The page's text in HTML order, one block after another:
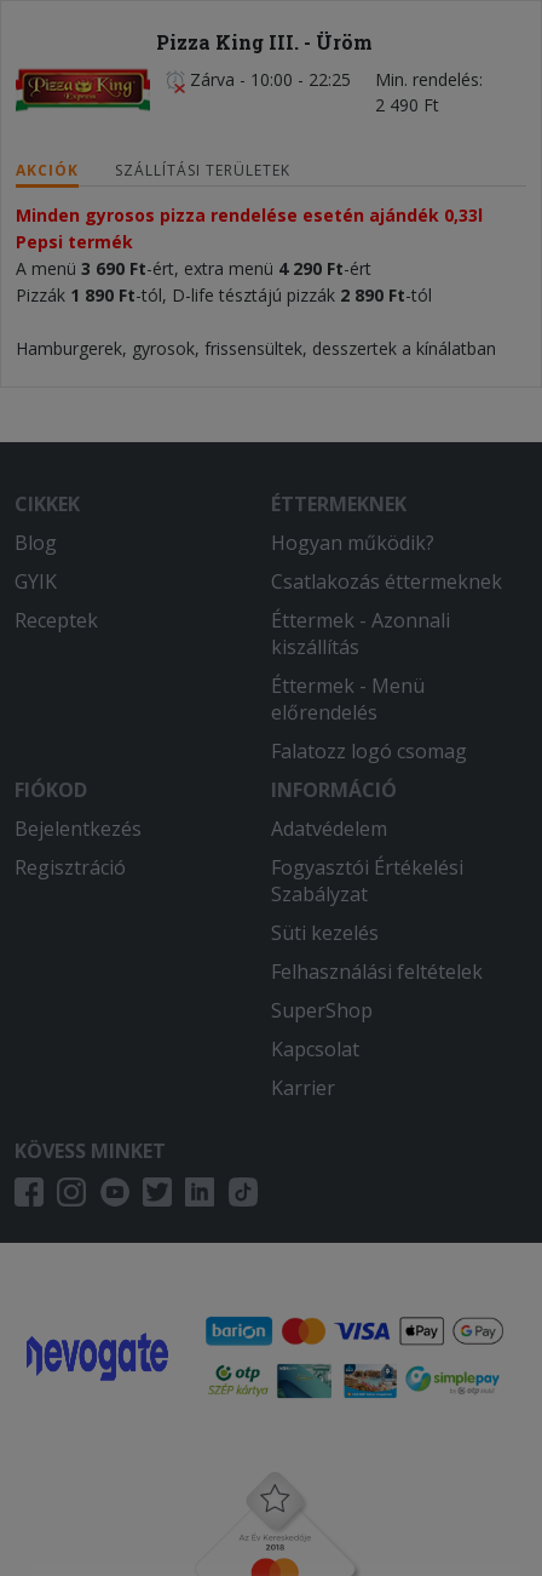
Pizza King III. - Üröm
Zárva - 10:00 - 22:25
Min. rendelés
2 490 Ft
AKCIÓK SZÁLLÍTÁSI TERÜLETEK
Minden gyrosos pizza rendelése esetén ajándék 0,33l
Pepsi termék
A menü 3 690 Ft-ért, extra menü 4 290 Ft-ért
Pizzák 1 890 Ft-tól, D-life tésztájú pizzák 2 890 Ft-tól
Hamburgerek, gyrosok, frissensültek, desszertek a kínálatban
CIKKEK
Blog
GYIK
Receptek
ÉTTERMEKNEK
Hogyan működik?
Csatlakozás éttermeknek
Éttermek - Azonnali
kiszállítás
Éttermek - Menü
előrendelés
Falatozz logó csomag
FIÓKOD
Bejelentkezés
Regisztráció
INFORMÁCIÓ
Adatvédelem
Fogyasztói Értékelési
Szabályzat
Süti kezelés
Felhasználási feltételek
SuperShop
Kapcsolat
Karrier
KÖVESS MINKET